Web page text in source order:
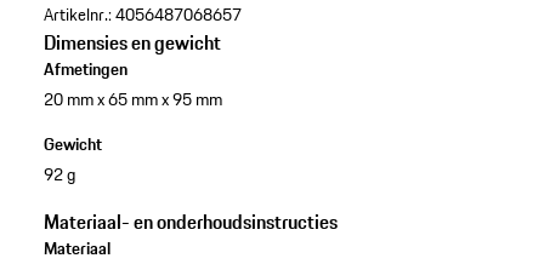
Artikelnr.:4056487068657
Dimensies en gewicht
Afmetingen
20 mm x 65 mm x 95 mm
Gewicht
92 g
Materiaal- en onderhoudsinstructies
Materiaal